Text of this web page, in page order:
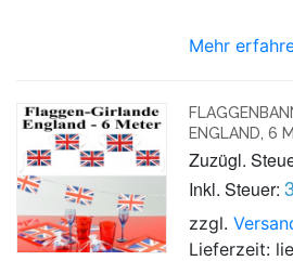
Mehr
ENGLAND, 6
Zuzügl.
Inkl. Steuer:
zzgl.
Lieferzeit: